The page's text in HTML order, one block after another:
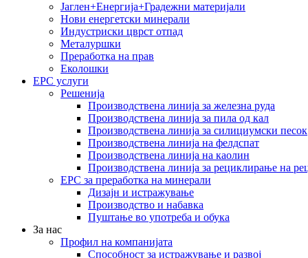
Јаглен+Енергија+Градежни материјали
Нови енергетски минерали
Индустриски цврст отпад
Металуршки
Преработка на прав
Еколошки
EPC услуги
Решенија
Производствена линија за железна руда
Производствена линија за пила од кал
Производствена линија за силициумски песок
Производствена линија на фелдспат
Производствена линија на каолин
Производствена линија за рециклирање на
EPC за преработка на минерали
Дизајн и истражување
Производство и набавка
Пуштање во употреба и обука
За нас
Профил на компанијата
Способност за истражување и развој